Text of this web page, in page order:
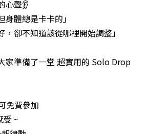
心聲👂
身體總是卡卡的」
，卻不知道該從哪裡開始調整」
家準備了一堂 超實用的 Solo Drop
免費參加
受 ~